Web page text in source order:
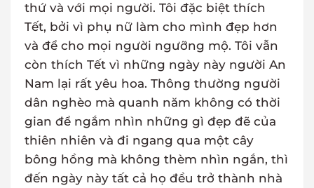
thứ và với mọi người. Tôi đặc biệt thích
Tết, bởi vì phụ nữ làm cho mình đẹp hơn
và để cho mọi người ngưỡng mộ. Tôi vẫn
còn thích Tết vì những ngày này người An
Nam lại rất yêu hoa. Thông thường người
dân nghèo mà quanh năm không có thời
gian để ngắm nhìn những gì đẹp đẽ của
thiên nhiên và đi ngang qua một cây
bông hồng mà không thèm nhìn ngắn, thì
đến ngày này tất cả họ đều trở thành nhà